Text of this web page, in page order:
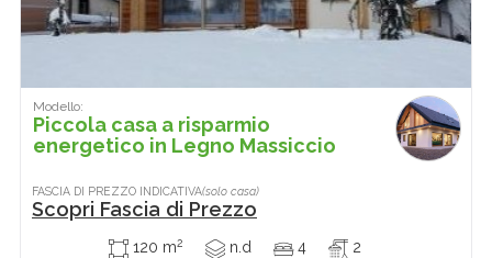
Modello:
Piccola casa a risparmio
energetico in Legno Massiccio
FASCIA DI PREZZO INDICATIVA(solo casa)
Scopri Fascia di Prezzo
120 m2 n.d 4 2